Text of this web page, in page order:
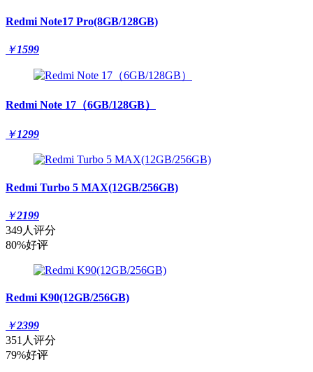
Redmi Note17 Pro(8GB/128GB)
￥1599
Redmi Note 17（6GB/128GB）
￥1299
Redmi Turbo 5 MAX(12GB/256GB)
￥2199
349人评分
80%好评
Redmi K90(12GB/256GB)
￥2399
351人评分
79%好评